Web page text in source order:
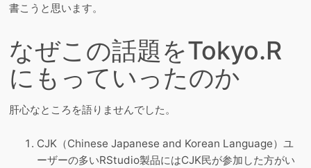
書こうと思います。
なぜこの話題をTokyo.R
にもっていったのか
肝心なところを語りませんでした。
CJK（Chinese Japanese and Korean Language）ユ
ーザーの多いRStudio製品にはCJK民が参加した方がい